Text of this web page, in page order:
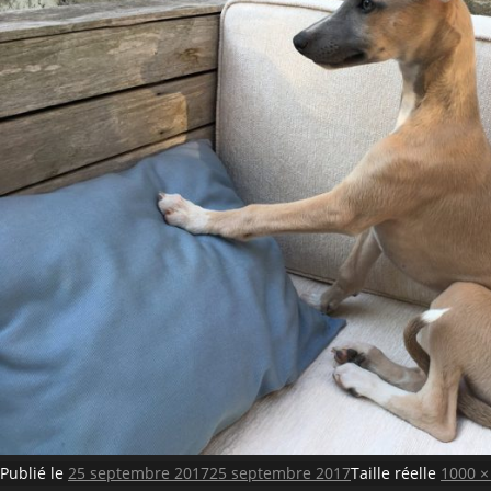
Publié le 25 septembre 201725 septembre 2017Taille réelle 1000